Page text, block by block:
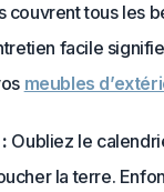
couvrent tous les
facile
meubles
Oubliez le
la terre.